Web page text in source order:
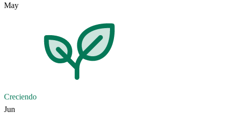
May
Creciendo
Jun